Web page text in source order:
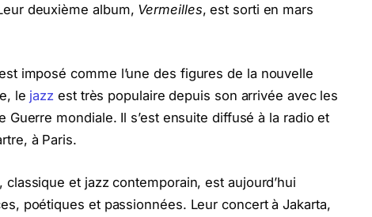
deuxième album, Vermeilles, est sorti en mars
imposé comme l’une des figures de la nouvelle
le jazz est très populaire depuis son arrivée avec les
Guerre mondiale. Il s’est ensuite diffusé à la radio et
à Paris.
et jazz contemporain, est aujourd’hui
poétiques et passionnées. Leur concert à Jakarta,